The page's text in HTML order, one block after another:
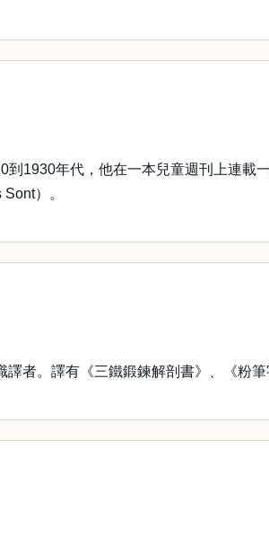
年代，他在一本兒童週刊上連載
）。
。譯有《三鐵鍛鍊解剖書》、《粉筆